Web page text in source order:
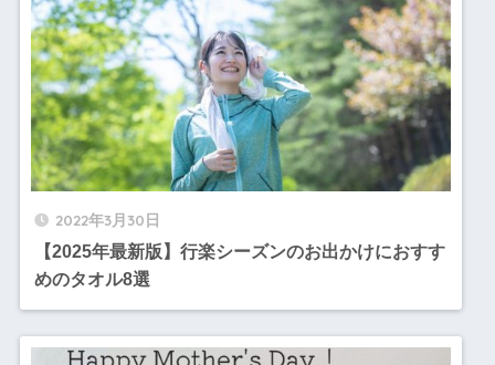
2022年3月30日
【2025年最新版】行楽シーズンのお出かけにおすす
めのタオル8選